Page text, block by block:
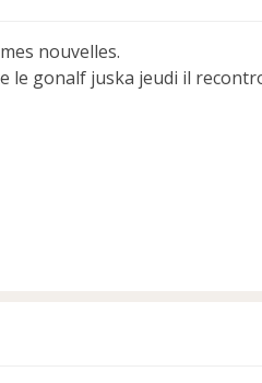
nouvelles.
le gonalf juska jeudi il